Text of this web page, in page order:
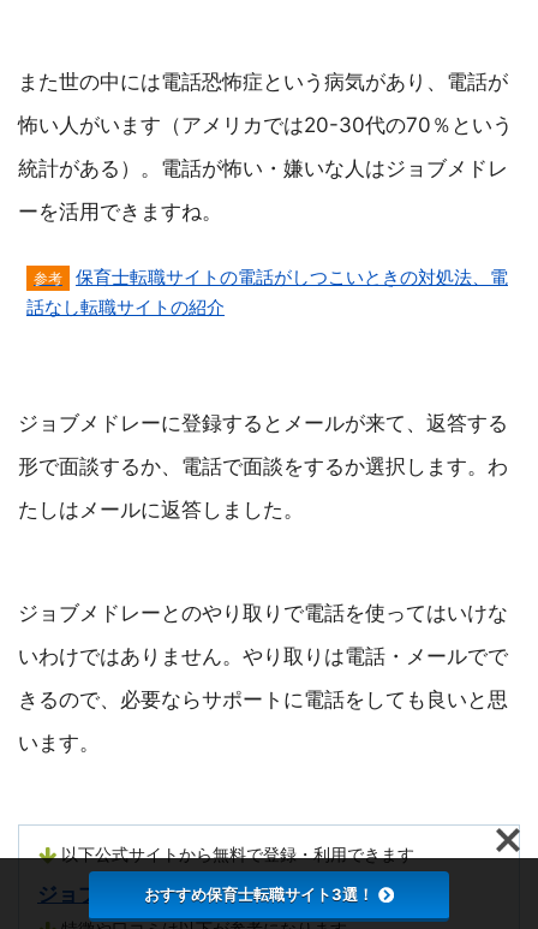
また世の中には電話恐怖症という病気があり、電話が
怖い人がいます（アメリカでは20-30代の70％という
統計がある）。電話が怖い・嫌いな人はジョブメドレ
ーを活用できますね。
保育士転職サイトの電話がしつこいときの対処法、電
話なし転職サイトの紹介
ジョブメドレーに登録するとメールが来て、返答する
形で面談するか、電話で面談をするか選択します。わ
たしはメールに返答しました。
ジョブメドレーとのやり取りで電話を使ってはいけな
いわけではありません。やり取りは電話・メールでで
きるので、必要ならサポートに電話をしても良いと思
います。
以下公式サイトから無料で登録・利用できます
ジョブメドレー保育士[公式]
おすすめ保育士転職サイト3選！